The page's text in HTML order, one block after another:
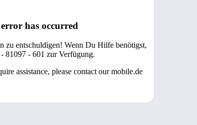
has occurred
zu entschuldigen! Wenn Du Hilfe benötigst,
81097 - 601 zur Verfügung.
assistance, please contact our mobile.de